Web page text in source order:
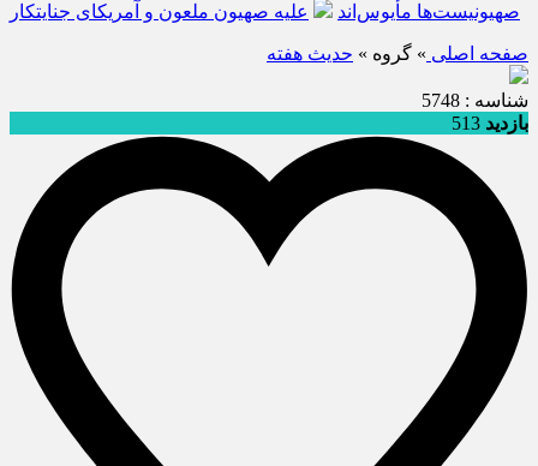
صهیونیست‌ها مأیوس‌اند
علیه صهیون ملعون و آمریکای جنایتکار
صفحه اصلی » گروه » حديث هفته
شناسه : 5748
بازدید 513